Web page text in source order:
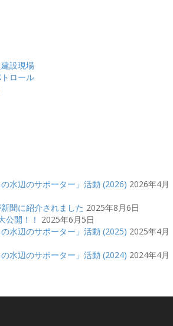
設現場
ロール
の水辺のサポーター」活動 (2026) 2026年4月
聞に紹介されました 2025年8月6日
公開！！ 2025年6月5日
の水辺のサポーター」活動 (2025) 2025年4月
の水辺のサポーター」活動 (2024) 2024年4月